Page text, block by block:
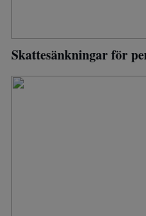
Skattesänkningar för